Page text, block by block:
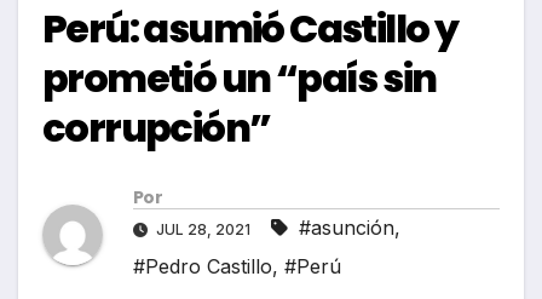
Perú: asumió Castillo y
prometió un “país sin
corrupción”
Por
JUL 28, 2021 #asunción,
#Pedro Castillo, #Perú